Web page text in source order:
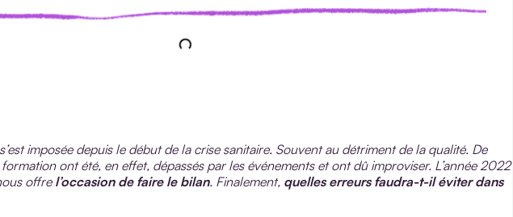
imposée depuis le début de la crise sanitaire. Souvent au détriment de la qualité. De
ont été, en effet, dépassés par les événements et ont dû improviser. L’année 2022
offrel’occasion de faire le bilan. Finalement, quelles erreurs faudra-t-il éviter dans